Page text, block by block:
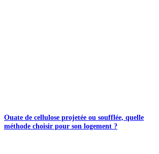
Ouate de cellulose projetée ou soufflée, quelle
méthode choisir pour son logement ?